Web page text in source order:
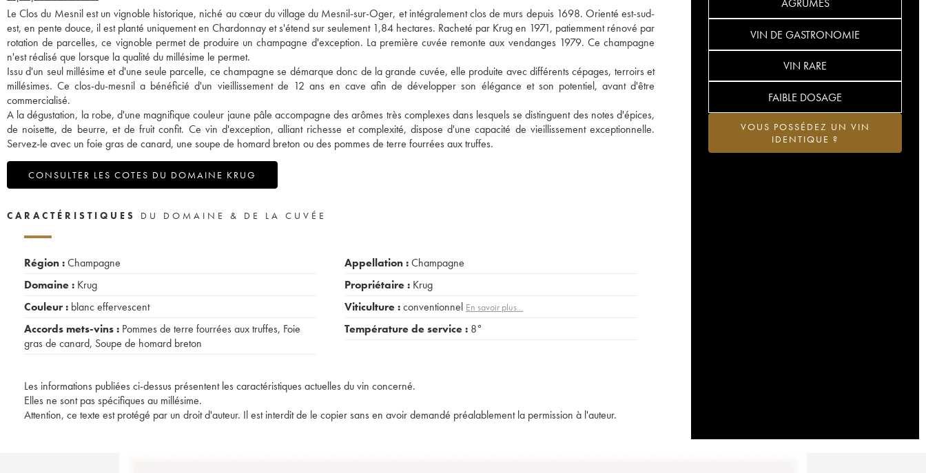
Le Clos du Mesnil est un vignoble historique, niché au cœur du village du Mesnil-sur-Oger, et intégralement clos de murs depuis 1698. Orienté est-sud-
est, en pente douce, il est planté uniquement en Chardonnay et s'étend sur seulement 1,84 hectares. Racheté par Krug en 1971, patiemment rénové par
rotation de parcelles, ce vignoble permet de produire un champagne d'exception. La première cuvée remonte aux vendanges 1979. Ce champagne
n'est réalisé que lorsque la qualité du millésime le permet.
Issu d'un seul millésime et d'une seule parcelle, ce champagne se démarque donc de la grande cuvée, elle produite avec différents cépages, terroirs et
millésimes. Ce clos-du-mesnil a bénéficié d'un vieillissement de 12 ans en cave afin de développer son élégance et son potentiel, avant d'être
commercialisé.
A la dégustation, la robe, d'une magnifique couleur jaune pâle accompagne des arômes très complexes dans lesquels se distinguent des notes d'épices,
de noisette, de beurre, et de fruit confit. Ce vin d'exception, alliant richesse et complexité, dispose d'une capacité de vieillissement exceptionnelle.
Servez-le avec un foie gras de canard, une soupe de homard breton ou des pommes de terre fourrées aux truffes.
CONSULTER LES COTES DU DOMAINE KRUG
AGRUMES
VIN DE GASTRONOMIE
VIN RARE
FAIBLE DOSAGE
VOUS POSSÉDEZ UN VIN
IDENTIQUE ?
CARACTÉRISTIQUES DU DOMAINE & DE LA CUVÉE
Région :Champagne
Domaine : Krug
Couleur : blanc effervescent
Accords mets-vins : Pommes de terre fourrées aux truffes, Foie
gras de canard, Soupe de homard breton
Appellation :Champagne
Propriétaire : Krug
Viticulture :conventionnel En savoir plus...
Température de service : 8°
Les informations publiées ci-dessus présentent les caractéristiques actuelles du vin concerné.
Elles ne sont pas spécifiques au millésime.
Attention, ce texte est protégé par un droit d'auteur. Il est interdit de le copier sans en avoir demandé préalablement la permission à l'auteur.